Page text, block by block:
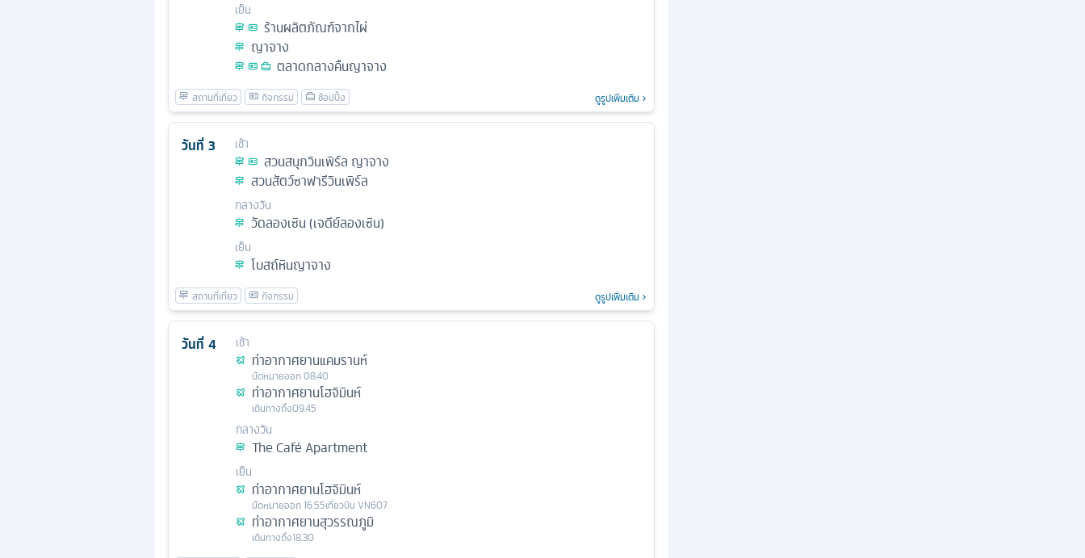
เย็น
ร้านผลิตภัณฑ์จากไผ่
ญาจาง
ตลาดกลางคืนญาจาง
ดูรูปเพิ่มเติม
วันที่ 3 เช้า
สวนสนุกวินเพิร์ล ญาจาง
สวนสัตว์ซาฟารีวินเพิร์ล
กลางวัน
วัดลองเซิน (เจดีย์ลองเซิน)
เย็น
โบสถ์หินญาจาง
ดูรูปเพิ่มเติม
วันที่ 4 เช้า
ท่าอากาศยานแคมรานห์
นัดหมายออก08.40
ท่าอากาศยานโฮจิมินห์
เดินทางถึง09.45
กลางวัน
The Café Apartment
เย็น
ท่าอากาศยานโฮจิมินห์
นัดหมายออก16.55เที่ยวบิน VN607
ท่าอากาศยานสุวรรณภูมิ
เดินทางถึง18.30